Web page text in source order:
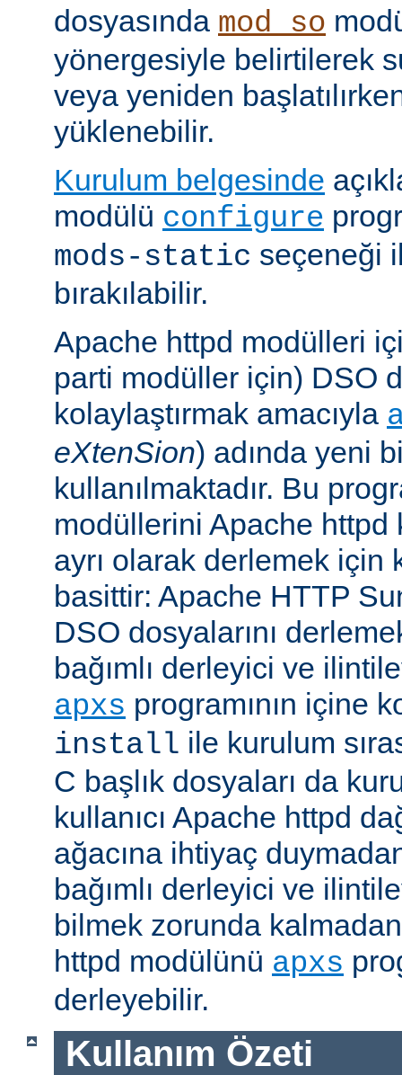
dosyasında mod_so
yönergesiyle belirtilerek
veya yeniden
yüklenebilir.
Kurulum belgesinde
modülü configure
mods-static seçeneği
bırakılabilir.
Apache httpd modülleri
parti modüller için) DSO
kolaylaştırmak amacıyla
eXtenSion) adında yeni
kullanılmaktadır. Bu
modüllerini Apache httpd
ayrı olarak derlemek için
basittir: Apache HTTP
DSO dosyalarını
bağımlı derleyici ve
apxs programının içine
install ile kurulum
C başlık dosyaları da
kullanıcı Apache httpd
ağacına ihtiyaç
bağımlı derleyici ve
bilmek zorunda
httpd modülünü apxs
derleyebilir.
Kullanım Özeti